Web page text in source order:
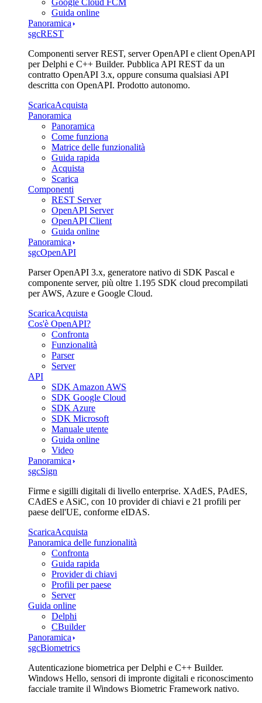
Google Cloud FCM
Guida online
Panoramica
sgcREST
Componenti server REST, server OpenAPI e client OpenAPI
per Delphi e C++ Builder. Pubblica API REST da un
contratto OpenAPI 3.x, oppure consuma qualsiasi API
descritta con OpenAPI. Prodotto autonomo.
ScaricaAcquista
Panoramica
Panoramica
Come funziona
Matrice delle funzionalità
Guida rapida
Acquista
Scarica
Componenti
REST Server
OpenAPI Server
OpenAPI Client
Guida online
Panoramica
sgcOpenAPI
Parser OpenAPI 3.x, generatore nativo di SDK Pascal e
componente server, più oltre 1.195 SDK cloud precompilati
per AWS, Azure e Google Cloud.
ScaricaAcquista
Cos'è OpenAPI?
Confronta
Funzionalità
Parser
Server
API
SDK Amazon AWS
SDK Google Cloud
SDK Azure
SDK Microsoft
Manuale utente
Guida online
Video
Panoramica
sgcSign
Firme e sigilli digitali di livello enterprise. XAdES, PAdES,
CAdES e ASiC, con 10 provider di chiavi e 21 profili per
paese dell'UE, conforme eIDAS.
ScaricaAcquista
Panoramica delle funzionalità
Confronta
Guida rapida
Provider di chiavi
Profili per paese
Server
Guida online
Delphi
CBuilder
Panoramica
sgcBiometrics
Autenticazione biometrica per Delphi e C++ Builder.
Windows Hello, sensori di impronte digitali e riconoscimento
facciale tramite il Windows Biometric Framework nativo.